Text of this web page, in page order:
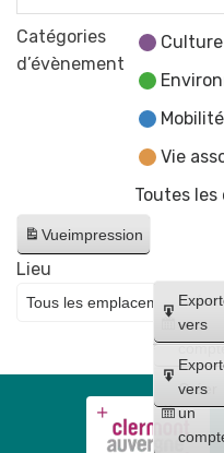
Catégories
d’évènement
Culture
Mobilité
Vie
Toutes
Vueimpression
Créer
un
Créer
un
vers
vers
Lieu